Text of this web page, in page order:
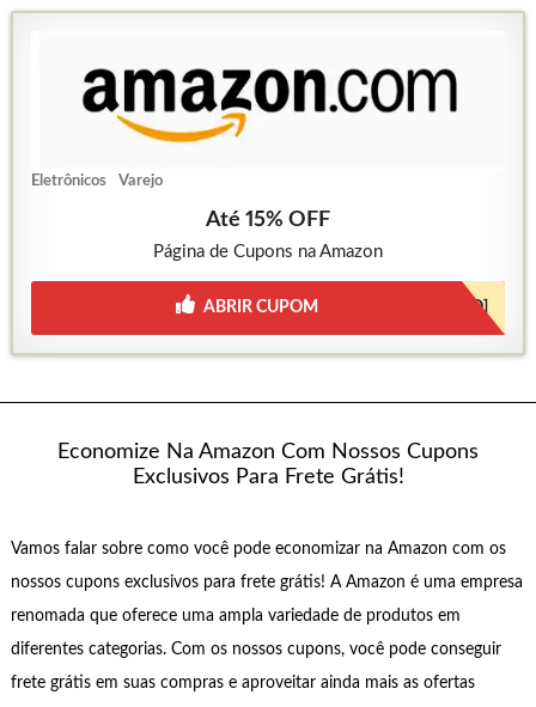
Eletrônicos Varejo
Até 15% OFF
Página de Cupons na Amazon
[CUPOM AUTOMATICO]
ABRIR CUPOM
Economize Na Amazon Com Nossos Cupons
Exclusivos Para Frete Grátis!
Vamos falar sobre como você pode economizar na Amazon com os
nossos cupons exclusivos para frete grátis! A Amazon é uma empresa
renomada que oferece uma ampla variedade de produtos em
diferentes categorias. Com os nossos cupons, você pode conseguir
frete grátis em suas compras e aproveitar ainda mais as ofertas